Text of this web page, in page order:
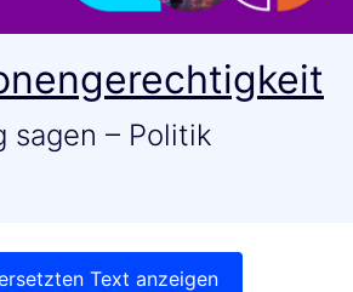
sagen – Politik
Text anzeigen